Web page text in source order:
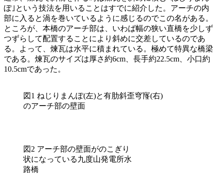
ぽ｣という技法を用いることはすでに紹介した。アーチの内
部に入ると渦を巻いているように感じるのでこの名がある。
ところが、本橋のアーチ部は、いわば幅の狭い直橋を少しず
つずらして配置することにより斜めに交差しているのであ
る。よって、煉瓦は水平に積まれている。極めて特異な橋梁
である。煉瓦のサイズは厚さ約6cm、長手約22.5cm、小口約
10.5cmであった。
図1 ねじりまんぽ(左)と有肋斜歪穹㝫(右)
のアーチ部の壁面
図2 アーチ部の壁面がのこぎり
状になっている九度山発電所水
路橋